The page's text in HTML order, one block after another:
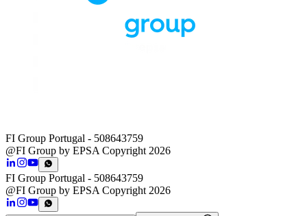
FI Group Portugal - 508643759
@FI Group by EPSA Copyright 2026
FI Group Portugal - 508643759
@FI Group by EPSA Copyright 2026